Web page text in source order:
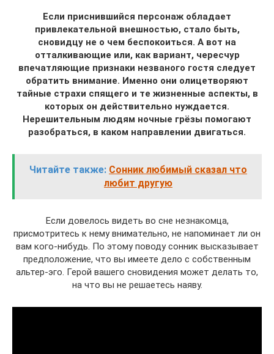
Если приснившийся персонаж обладает
привлекательной внешностью, стало быть,
сновидцу не о чем беспокоиться. А вот на
отталкивающие или, как вариант, чересчур
впечатляющие признаки незваного гостя следует
обратить внимание. Именно они олицетворяют
тайные страхи спящего и те жизненные аспекты, в
которых он действительно нуждается.
Нерешительным людям ночные грёзы помогают
разобраться, в каком направлении двигаться.
Читайте также: Сонник любимый сказал что
любит другую
Если довелось видеть во сне незнакомца,
присмотритесь к нему внимательно, не напоминает ли он
вам кого-нибудь. По этому поводу сонник высказывает
предположение, что вы имеете дело с собственным
альтер-эго. Герой вашего сновидения может делать то,
на что вы не решаетесь наяву.